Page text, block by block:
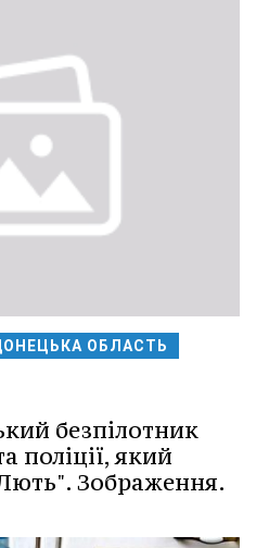
ОБЛАСТЬ
безпілотник
поліції, який
Зображення.